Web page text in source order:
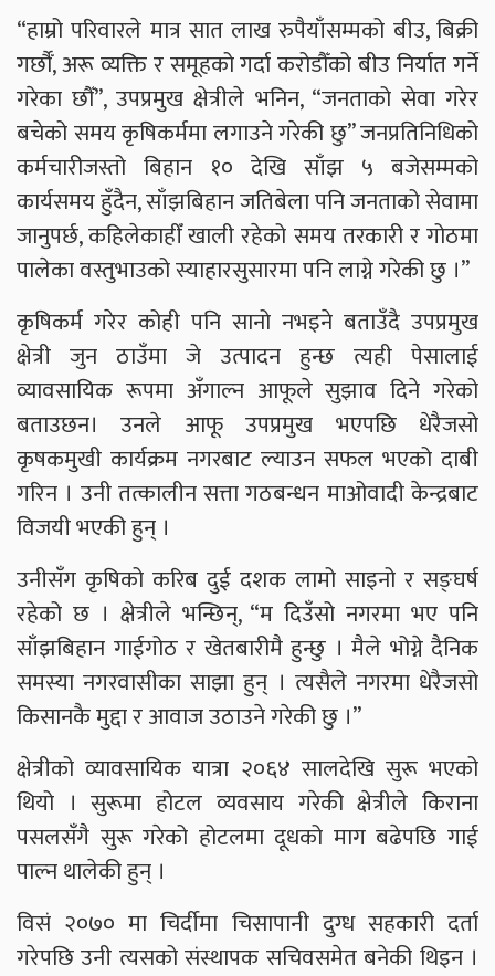
“हाम्रो परिवारले मात्र सात लाख रुपैयाँसम्मको बीउ, बिक्री
गर्छौँ, अरू व्यक्ति र समूहको गर्दा करोडौँको बीउ निर्यात गर्ने
गरेका छौँ”, उपप्रमुख क्षेत्रीले भनिन, “जनताको सेवा गरेर
बचेको समय कृषिकर्ममा लगाउने गरेकी छु” जनप्रतिनिधिको
कर्मचारीजस्तो बिहान १० देखि साँझ ५ बजेसम्मको
कार्यसमय हुँदैन, साँझबिहान जतिबेला पनि जनताको सेवामा
जानुपर्छ, कहिलेकाहीँ खाली रहेको समय तरकारी र गोठमा
पालेका वस्तुभाउको स्याहारसुसारमा पनि लाग्ने गरेकी छु ।”
कृषिकर्म गरेर कोही पनि सानो नभइने बताउँदै उपप्रमुख
क्षेत्री जुन ठाउँमा जे उत्पादन हुन्छ त्यही पेसालाई
व्यावसायिक रूपमा अँगाल्न आफूले सुझाव दिने गरेको
बताउछन। उनले आफू उपप्रमुख भएपछि धेरैजसो
कृषकमुखी कार्यक्रम नगरबाट ल्याउन सफल भएको दाबी
गरिन । उनी तत्कालीन सत्ता गठबन्धन माओवादी केन्द्रबाट
विजयी भएकी हुन् ।
उनीसँग कृषिको करिब दुई दशक लामो साइनो र सङ्घर्ष
रहेको छ । क्षेत्रीले भन्छिन्, “म दिउँसो नगरमा भए पनि
साँझबिहान गाईगोठ र खेतबारीमै हुन्छु । मैले भोग्ने दैनिक
समस्या नगरवासीका साझा हुन् । त्यसैले नगरमा धेरैजसो
किसानकै मुद्दा र आवाज उठाउने गरेकी छु ।”
क्षेत्रीको व्यावसायिक यात्रा २०६४ सालदेखि सुरू भएको
थियो । सुरूमा होटल व्यवसाय गरेकी क्षेत्रीले किराना
पसलसँगै सुरू गरेको होटलमा दूधको माग बढेपछि गाई
पाल्न थालेकी हुन् ।
विसं २०७० मा चिर्दीमा चिसापानी दुग्ध सहकारी दर्ता
गरेपछि उनी त्यसको संस्थापक सचिवसमेत बनेकी थिइन ।